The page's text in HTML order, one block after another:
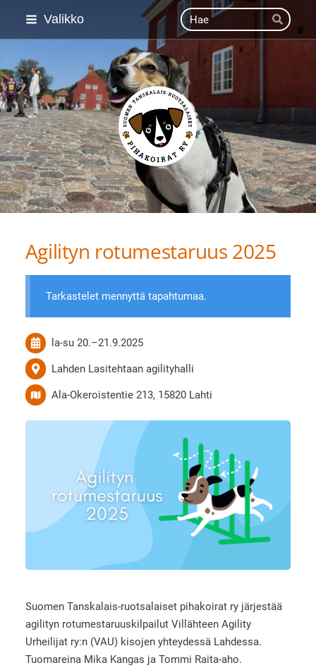
Siirry
Valikko Haku
Hae
Suomen Tanskalais-
Agilityn rotumestaruus 2025
Tarkastelet mennyttä tapahtumaa.
la-su 20.–21.9.2025
Lahden Lasitehtaan agilityhalli
Ala-Okeroistentie 213, 15820 Lahti
Suomen Tanskalais-ruotsalaiset pihakoirat ry järjestää
agilityn rotumestaruuskilpailut Villähteen Agility
Urheilijat ry:n (VAU) kisojen yhteydessä Lahdessa.
Tuomareina Mika Kangas ja Tommi Raita-aho.